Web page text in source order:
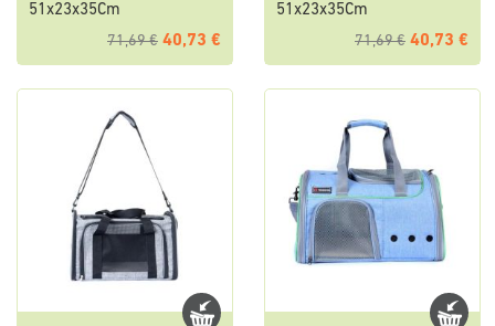
51x23x35Cm
71,69 € 40,73 €
51x23x35Cm
71,69 € 40,73 €